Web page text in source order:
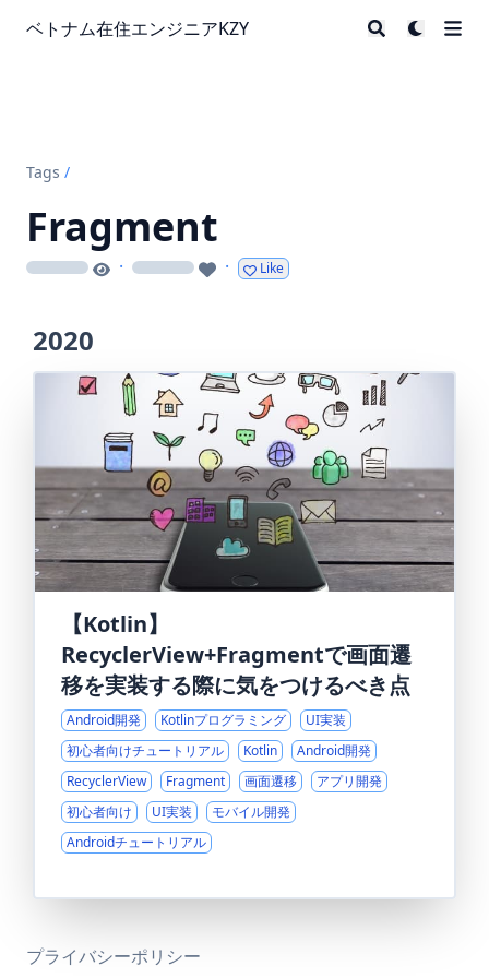
ベトナム在住エンジニアKZY
Tags /
Fragment
loading · loading · Like
2020
【Kotlin】
RecyclerView+Fragmentで画面遷
移を実装する際に気をつけるべき点
Android開発 Kotlinプログラミング
UI実装
初心者向けチュートリアル
Kotlin
Android開発
RecyclerView
Fragment 画面遷移
アプリ開発
初心者向け
UI実装
モバイル開発
Androidチュートリアル
プライバシーポリシー